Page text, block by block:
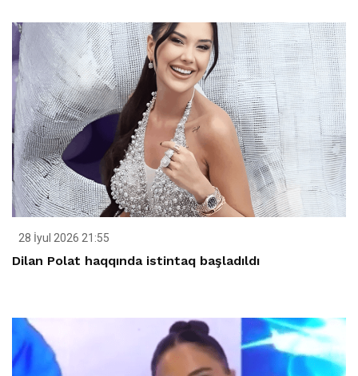
28 İyul 2026 21:55
Dilan Polat haqqında istintaq başladıldı